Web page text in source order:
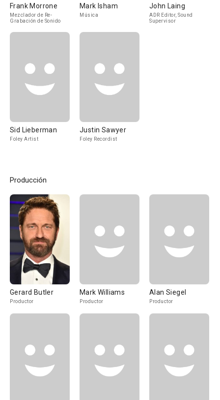
Frank Morrone
Mezclador de Re-
Grabación de Sonido
Mark Isham
Música
John Laing
ADR Editor, Sound
Supervisor
Sid Lieberman
Foley Artist
Justin Sawyer
Foley Recordist
Producción
Gerard Butler
Productor
Mark Williams
Productor
Alan Siegel
Productor